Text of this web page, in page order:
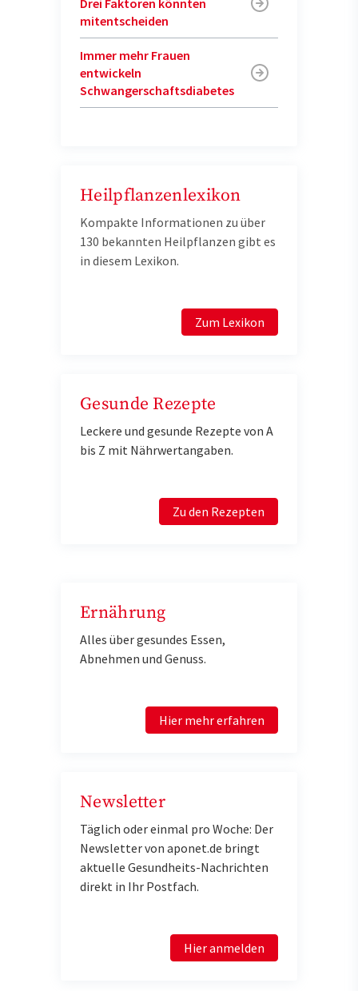
Drei Faktoren könnten
mitentscheiden
Immer mehr Frauen
entwickeln
Schwangerschaftsdiabetes
Heilpflanzenlexikon
Kompakte Informationen zu über
130 bekannten Heilpflanzen gibt es
in diesem Lexikon.
Zum Lexikon
Gesunde Rezepte
Leckere und gesunde Rezepte von A
bis Z mit Nährwertangaben.
Zu den Rezepten
Ernährung
Alles über gesundes Essen,
Abnehmen und Genuss.
Hier mehr erfahren
Newsletter
Täglich oder einmal pro Woche: Der
Newsletter von aponet.de bringt
aktuelle Gesundheits-Nachrichten
direkt in Ihr Postfach.
Hier anmelden